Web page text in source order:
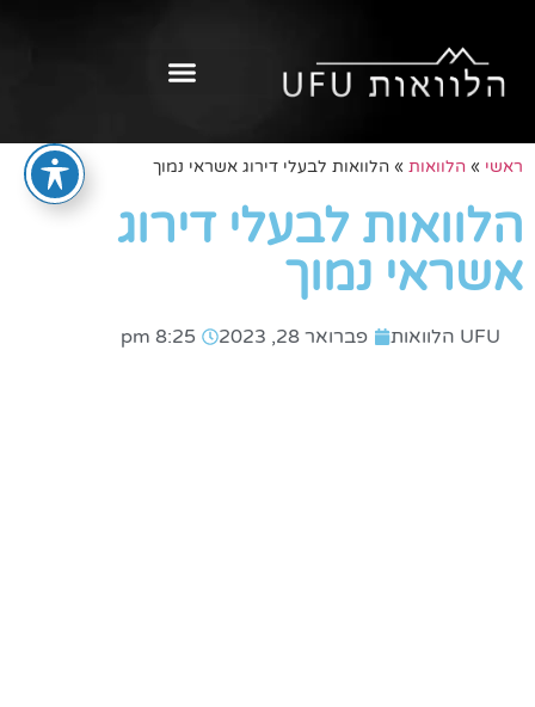
ראשי » הלוואות » הלוואות לבעלי דירוג אשראי נמוך
הלוואות לבעלי דירוג
אשראי נמוך
UFU הלוואות פברואר 28, 2023 8:25 pm